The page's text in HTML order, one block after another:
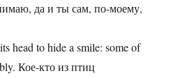
да и ты сам, по-моему,
head to hide a smile: some of
Кое-кто из птиц